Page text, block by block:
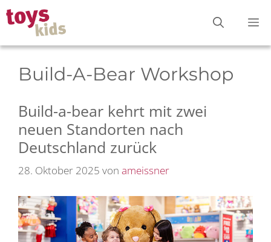
Zum
Inhalt
springen
Build-A-Bear Workshop
Build-a-bear kehrt mit zwei
neuen Standorten nach
Deutschland zurück
28. Oktober 2025 von ameissner